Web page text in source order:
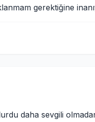
gerektiğine
daha sevgili